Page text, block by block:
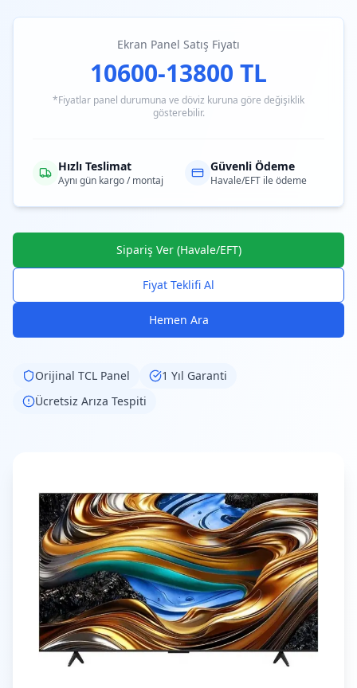
Ekran Panel Satış Fiyatı
10600-13800 TL
*Fiyatlar panel durumuna ve döviz kuruna göre değişiklik
gösterebilir.
Hızlı Teslimat
Aynı gün kargo / montaj
Güvenli Ödeme
Havale/EFT ile ödeme
Sipariş Ver (Havale/EFT)
Fiyat Teklifi Al
Hemen Ara
Orijinal TCL Panel
1 Yıl Garanti
Ücretsiz Arıza Tespiti